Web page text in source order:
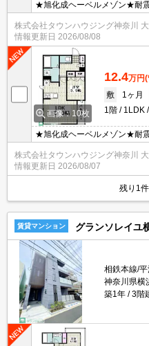
★旭化成ヘーベルメゾン★耐
株式会社タウンハウジング神奈川
情報更新日 2026/08/08
画像：10枚
12.4万円(
敷
1ヶ月
1階
1LDK
★旭化成ヘーベルメゾン★耐
株式会社タウンハウジング神奈川
情報更新日 2026/08/07
残り1
賃貸マンション グランソレイユ
相鉄本線/
神奈川県横
築1年
3階